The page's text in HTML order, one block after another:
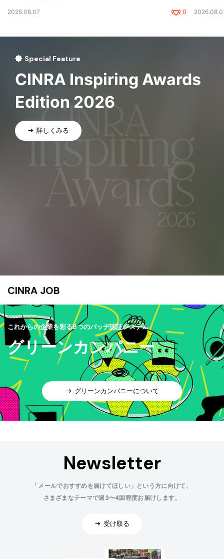
2026.08.07 0
Special Feature
CINRA Inspiring Awards
Edition 2026
詳しくみる
CINRA JOB
これからの企業を彩る9つのバッヂ認証システム
グリーンカンパニー
グリーンカンパニーについて
Newsletter
「メールでおすすめを届けてほしい」という方に向けて、
さまざまなテーマで週3〜4回程度お届けします。
受け取る